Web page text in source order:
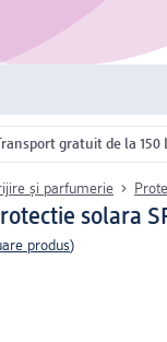
Transport gratuit de la 150
și parfumerie
solara
produs)